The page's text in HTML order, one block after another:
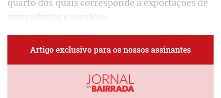
quarto dos quais corresponde a exportações de
mercadorias e serviços.
Artigo exclusivo para os nossos assinantes